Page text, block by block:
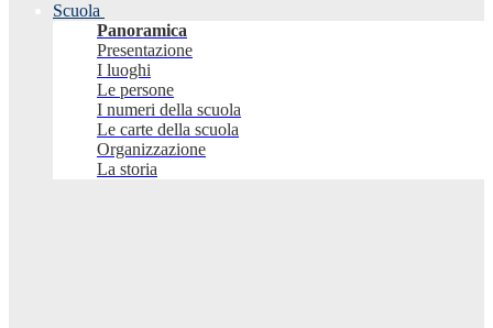
Scuola
Panoramica
Presentazione
I luoghi
Le persone
I numeri della scuola
Le carte della scuola
Organizzazione
La storia